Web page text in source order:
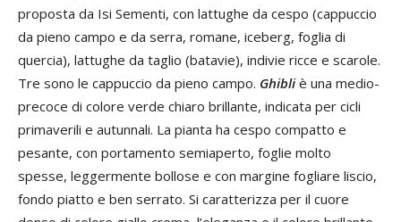
proposta da Isi Sementi, con lattughe da cespo (cappuccio
da pieno campo e da serra, romane, iceberg, foglia di
quercia), lattughe da taglio (batavie), indivie ricce e scarole.
Tre sono le cappuccio da pieno campo. Ghibliè una medio-
precoce di colore verde chiaro brillante, indicata per cicli
primaverili e autunnali. La pianta ha cespo compatto e
pesante, con portamento semiaperto, foglie molto
spesse, leggermente bollose e con margine fogliare liscio,
fondo piatto e ben serrato. Si caratterizza per il cuore